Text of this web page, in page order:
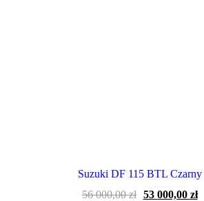
Suzuki DF 115 BTL Czarny
56 000,00zł
Pierwotna
53 000,00 zł